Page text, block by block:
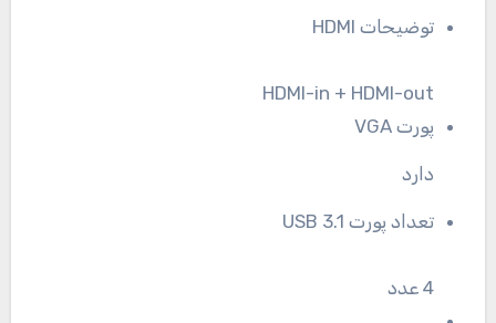
توضیحات HDMI
HDMI-in + HDMI-out
پورت VGA
دارد
تعداد پورت USB 3.1
4 عدد